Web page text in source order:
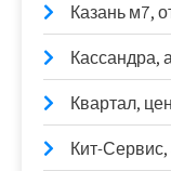
Казань м7,
Кассандра,
Квартал,
Кит-